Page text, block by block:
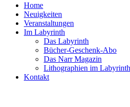
Home
Neuigkeiten
Veranstaltungen
Im Labyrinth
Das Labyrinth
Bücher-Geschenk-Abo
Das Narr Magazin
Lithographien im Labyrinth
Kontakt